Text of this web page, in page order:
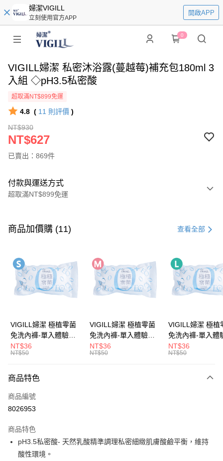
婦潔VIGILL
立刻使用官方APP
開啟APP
0
VIGILL婦潔 私密沐浴露(蔓越莓)補充包180ml 3
入組 ◇pH3.5私密酸
超取滿NT$899免運
4.8 ( 11 則評價 )
NT$930
NT$627
已賣出：869件
付款與運送方式
超取滿NT$899免運
信用卡一次付款
LINE Pay
Apple Pay
Google Pay
全盈+PAY
大哥付你分期
【大哥付你分期使用說明】
1.本服務由台灣大哥大提供，台灣大哥大用戶可立即使用無須另外申請。
流程，驗證手機門號後，選擇欲分期的期數、繳款截止日，確認付款後即完
成交易。
3.實際核准額度、可分期數及費用金額請依後續交易確認頁面所載為準。
4.訂單成立30分鐘內，如未前往確認交易或遇審核未通過，訂單將自動取
AFTEE先享後付
【關於「AFTEE先享後付」】
AFTEE先享後付是「在收到商品之後才付款」的支付方式。 讓您購物簡單
便利好安心！
１．簡單：不需註冊會員、不需綁卡、不需儲值。
商品加價購 (11) 查看全部
VIGILL婦潔 極植零菌
免洗內褲-單入體驗包
(S) ◇完美服貼。零束
縛◇
NT$36
NT$50
VIGILL婦潔 極植零菌
免洗內褲-單入體驗包
(M) ◇完美服貼。零束
縛◇
NT$36
NT$50
VIGILL婦潔 極植
免洗內褲-單入體
(L) ◇完美服貼。零束
縛◇
NT$36
NT$50
商品特色
商品編號
8026953
商品特色
pH3.5私密酸- 天然乳酸精準調理私密細緻肌膚酸鹼平衡，維持
酸性環境。